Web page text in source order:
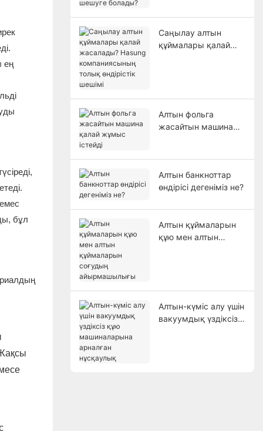
ең
бұл
Саңылау алтын
құймалары қалай
Алтын фольга
жасайтын машина
Алтын банкноттар
өндірісі дегеніміз не?
Алтын құймаларын
құю мен алтын
Алтын-күміс алу үшін
вакуумдық үздіксіз